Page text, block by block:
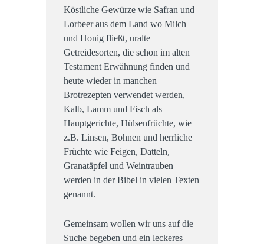
Köstliche Gewürze wie Safran und
Lorbeer aus dem Land wo Milch
und Honig fließt, uralte
Getreidesorten, die schon im alten
Testament Erwähnung finden und
heute wieder in manchen
Brotrezepten verwendet werden,
Kalb, Lamm und Fisch als
Hauptgerichte, Hülsenfrüchte, wie
z.B. Linsen, Bohnen und herrliche
Früchte wie Feigen, Datteln,
Granatäpfel und Weintrauben
werden in der Bibel in vielen Texten
genannt.
Gemeinsam wollen wir uns auf die
Suche begeben und ein leckeres